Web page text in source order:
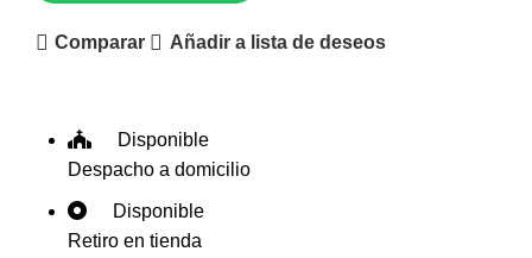
Comparar Añadir a lista de deseos
Disponible
Despacho a domicilio
Disponible
Retiro en tienda